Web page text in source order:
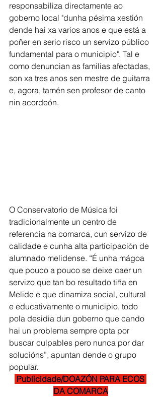
responsabiliza directamente ao
goberno local "dunha pésima xestión
dende hai xa varios anos e que está a
poñer en serio risco un servizo público
fundamental para o municipio". Tal e
como denuncian as familias afectadas,
son xa tres anos sen mestre de guitarra
e, agora, tamén sen profesor de canto
nin acordeón.
O Conservatorio de Música foi
tradicionalmente un centro de
referencia na comarca, cun servizo de
calidade e cunha alta participación de
alumnado melidense. “É unha mágoa
que pouco a pouco se deixe caer un
servizo que tan bo resultado tiña en
Melide e que dinamiza social, cultural
e educativamente o municipio, todo
pola desidia dun goberno que cando
hai un problema sempre opta por
buscar culpables pero nunca por dar
solucións”, apuntan dende o grupo
popular.
Publicidade/DOAZÓN PARA ECOS
DA COMARCA